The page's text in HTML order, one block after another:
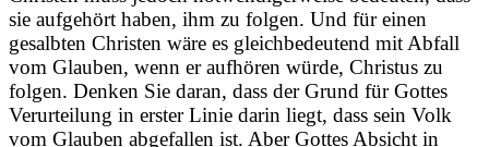
sie aufgehört haben, ihm zu folgen. Und für einen
gesalbten Christen wäre es gleichbedeutend mit Abfall
vom Glauben, wenn er aufhören würde, Christus zu
folgen. Denken Sie daran, dass der Grund für Gottes
Verurteilung in erster Linie darin liegt, dass sein Volk
vom Glauben abgefallen ist. Aber Gottes Absicht in